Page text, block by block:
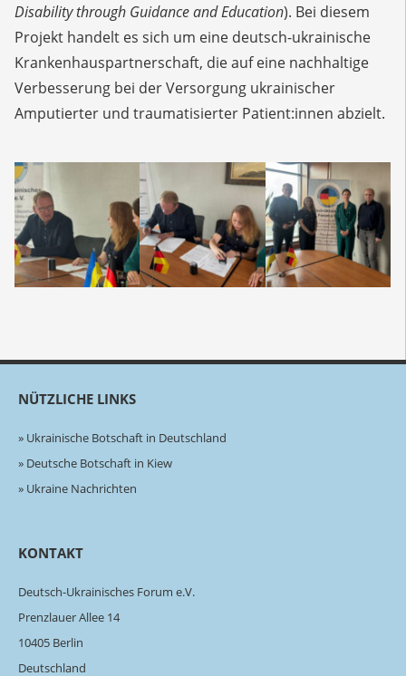
Disability through Guidance and Education). Bei diesem
Projekt handelt es sich um eine deutsch-ukrainische
Krankenhauspartnerschaft, die auf eine nachhaltige
Verbesserung bei der Versorgung ukrainischer
Amputierter und traumatisierter Patient:innen abzielt.
NÜTZLICHE LINKS
Ukrainische Botschaft in Deutschland
Deutsche Botschaft in Kiew
Ukraine Nachrichten
KONTAKT
Deutsch-Ukrainisches Forum e.V.
Prenzlauer Allee 14
10405 Berlin
Deutschland